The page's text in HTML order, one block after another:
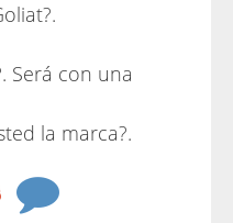
Será con una
la marca?.